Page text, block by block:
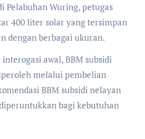
Pelabuhan Wuring, petugas
400 liter solar yang tersimpan
dengan berbagai ukuran.
awal, BBM subsidi
melalui pembelian
BBM subsidi nelayan
bagi kebutuhan